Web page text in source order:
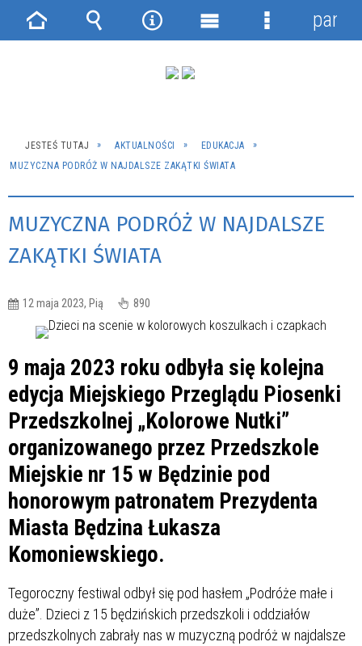
JESTEŚ TUTAJ AKTUALNOŚCI
EDUKACJA
MUZYCZNA PODRÓŻ W NAJDALSZE ZAKĄTKI ŚWIATA
MUZYCZNA PODRÓŻ W NAJDALSZE
ZAKĄTKI ŚWIATA
12 maja 2023, Pią 890
9 maja 2023 roku odbyła się kolejna
edycja Miejskiego Przeglądu Piosenki
Przedszkolnej „Kolorowe Nutki”
organizowanego przez Przedszkole
Miejskie nr 15 w Będzinie pod
honorowym patronatem Prezydenta
Miasta Będzina Łukasza
Komoniewskiego.
Tegoroczny festiwal odbył się pod hasłem „Podróże małe i
duże”. Dzieci z 15 będzińskich przedszkoli i oddziałów
przedszkolnych zabrały nas w muzyczną podróż w najdalsze
Strona Wyszukiwarka
NarzędziaMenu
Menu
panel